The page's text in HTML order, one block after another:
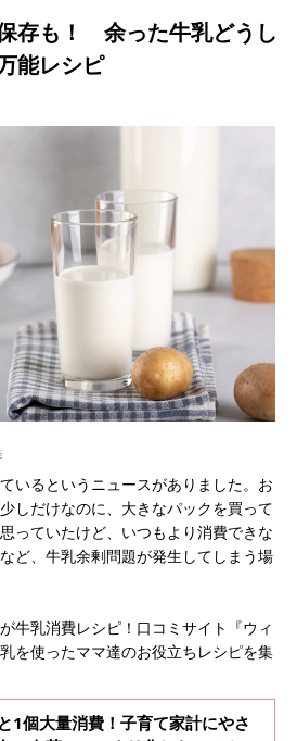
存も！ 余った牛乳どうし
能レシピ
いるというニュースがありました。お
しだけなのに、大きなパックを買って
っていたけど、いつもより消費できな
ど、牛乳余剰問題が発生してしまう場
牛乳消費レシピ！口コミサイト『ウィ
を使ったママ達のお役立ちレシピを集
1個大量消費！子育て家計にやさ